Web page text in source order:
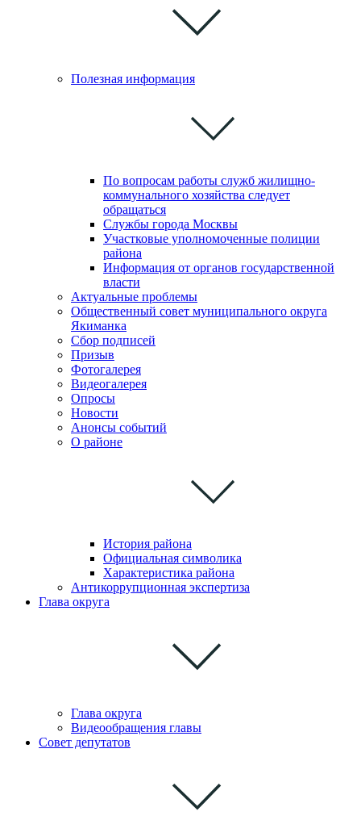
Полезная информация
По вопросам работы служб жилищно-
коммунального хозяйства следует
обращаться
Службы города Москвы
Участковые уполномоченные полиции
района
Информация от органов государственной
власти
Актуальные проблемы
Общественный совет муниципального округа
Якиманка
Сбор подписей
Призыв
Фотогалерея
Видеогалерея
Опросы
Новости
Анонсы событий
О районе
История района
Официальная символика
Характеристика района
Антикоррупционная экспертиза
Глава округа
Глава округа
Видеообращения главы
Совет депутатов